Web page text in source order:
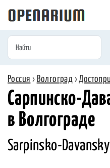
Россия › Волгоград ›
Сарпинско-
в Волгограде
Sarpinsko-